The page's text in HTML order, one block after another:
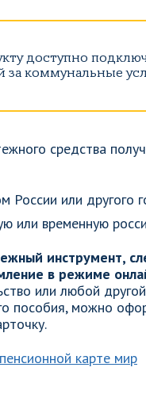
доступно
за коммунальные
средства
России или другого
или временную
инструмент,
в режиме
или любой
пособия, можно